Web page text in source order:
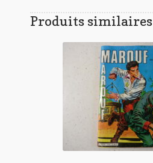
Produits similaires